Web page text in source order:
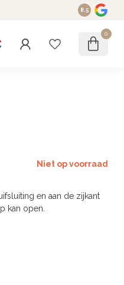
8.5
0
Niet op voorraad
en aan de zijkant
kan open.